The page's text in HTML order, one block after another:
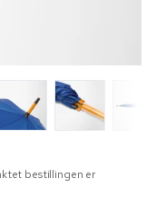
bestillingen er